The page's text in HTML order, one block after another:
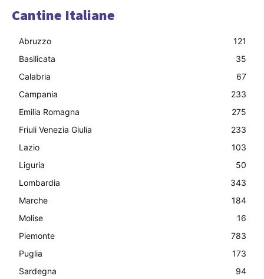
Cantine Italiane
Abruzzo
121
Basilicata
35
Calabria
67
Campania
233
Emilia Romagna
275
Friuli Venezia Giulia
233
Lazio
103
Liguria
50
Lombardia
343
Marche
184
Molise
16
Piemonte
783
Puglia
173
Sardegna
94